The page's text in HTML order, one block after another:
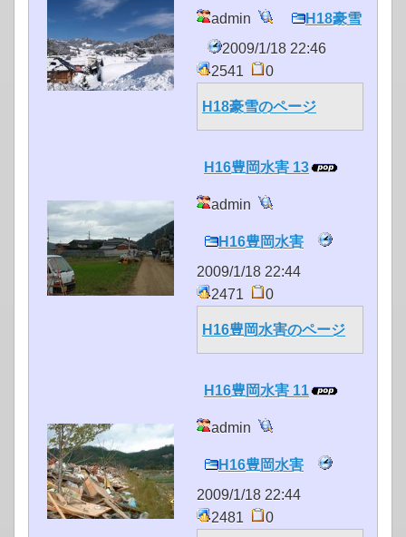
admin
H18豪雪
2009/1/18 22:46
2541
0
H18豪雪のページ
H16豊岡水害 13
admin
H16豊岡水害
2009/1/18 22:44
2471
0
H16豊岡水害のページ
H16豊岡水害 11
admin
H16豊岡水害
2009/1/18 22:44
2481
0